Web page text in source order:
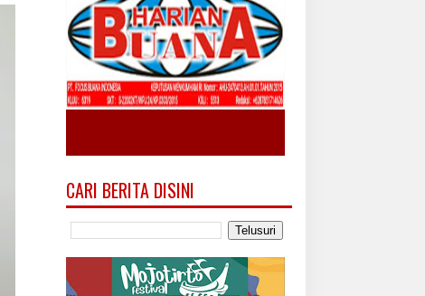
CARI BERITA DISINI